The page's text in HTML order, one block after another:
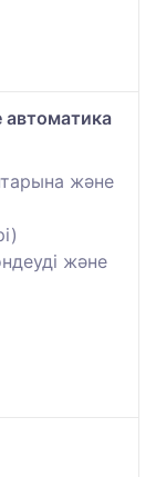
және
және